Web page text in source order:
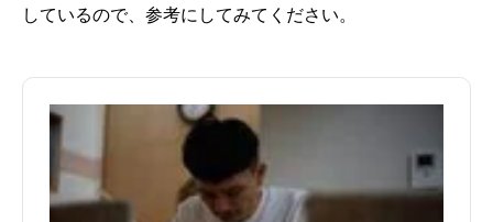
しているので、参考にしてみてください。